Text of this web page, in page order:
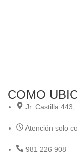
COMO
Jr. Castilla
Atención solo
981 226 908